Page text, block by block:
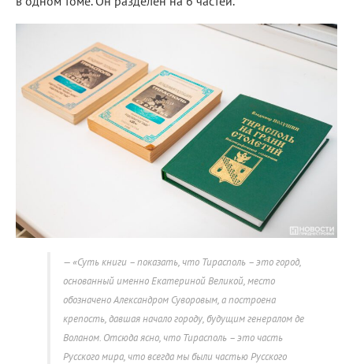
«Суть книги – показать, что Тирасполь – это город,
основанный именно Екатериной Великой, место
обозначено Александром Суворовым, а построена
крепость, давшая начало городу, будущим генералом де
Воланом. Отсюда ясно, что Тирасполь – это часть
Русского мира, что всегда мы были частью Русского